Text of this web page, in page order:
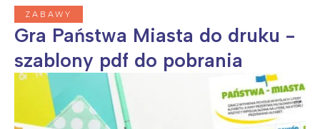
ZABAWY
Gra Państwa Miasta do druku -
szablony pdf do pobrania